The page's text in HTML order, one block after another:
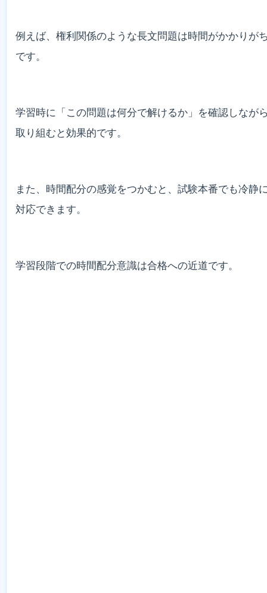
例えば、権利関係のような長文問題は時間がかかりが
です。
学習時に「この問題は何分で解けるか」を確認しなが
取り組むと効果的です。
また、時間配分の感覚をつかむと、試験本番でも冷静
対応できます。
学習段階での時間配分意識は合格への近道です。